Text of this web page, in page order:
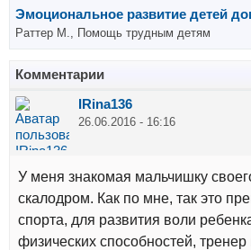
Эмоциональное развитие детей
Раттер М., Помощь трудным детям
Комментарии
IRina136
26.06.2016 - 16:16
У меня знакомая мальчишку
скалодром. Как по мне, так это
спорта, для развития воли
физических способностей,